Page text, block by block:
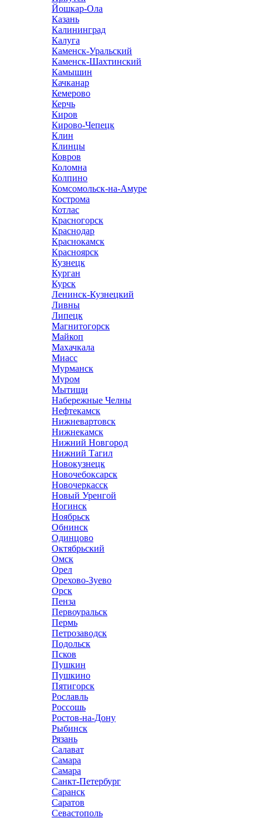
Йошкар-Ола
Казань
Калининград
Калуга
Каменск-Уральский
Каменск-Шахтинский
Камышин
Качканар
Кемерово
Керчь
Киров
Кирово-Чепецк
Клин
Клинцы
Ковров
Коломна
Колпино
Комсомольск-на-Амуре
Кострома
Котлас
Красногорск
Краснодар
Краснокамск
Красноярск
Кузнецк
Курган
Курск
Ленинск-Кузнецкий
Ливны
Липецк
Магнитогорск
Майкоп
Махачкала
Миасс
Мурманск
Муром
Мытищи
Набережные Челны
Нефтекамск
Нижневартовск
Нижнекамск
Нижний Новгород
Нижний Тагил
Новокузнецк
Новочебоксарск
Новочеркасск
Новый Уренгой
Ногинск
Ноябрьск
Обнинск
Одинцово
Октябрьский
Омск
Орел
Орехово-Зуево
Орск
Пенза
Первоуральск
Пермь
Петрозаводск
Подольск
Псков
Пушкин
Пушкино
Пятигорск
Рославль
Россошь
Ростов-на-Дону
Рыбинск
Рязань
Салават
Самара
Самара
Санкт-Петербург
Саранск
Саратов
Севастополь